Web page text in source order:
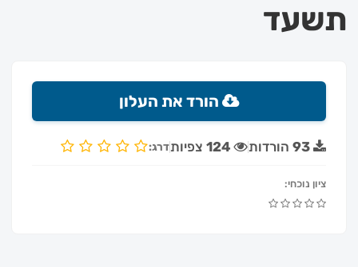
תשעד
הורד את העלון
93 הורדות 124 צפיותדרג:
ציון נוכחי: